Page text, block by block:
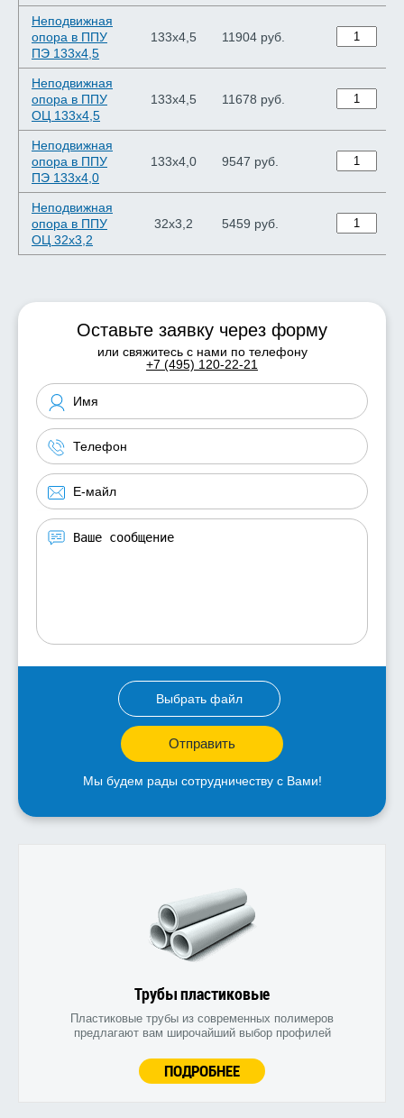
Неподвижная
опора в ППУ
ПЭ 133х4,5
133х4,5 11904 руб.
Неподвижная
опора в ППУ
ОЦ 133х4,5
133х4,5 11678 руб.
Неподвижная
опора в ППУ
ПЭ 133х4,0
133х4,0 9547 руб.
Неподвижная
опора в ППУ
ОЦ 32х3,2
32х3,2 5459 руб.
Оставьте заявку через форму
или свяжитесь с нами по телефону
+7 (495) 120-22-21
Выбрать файл
Отправить
Мы будем рады сотрудничеству с Вами!
Трубы пластиковые
Пластиковые трубы из современных полимеров
предлагают вам широчайший выбор профилей
ПОДРОБНЕЕ